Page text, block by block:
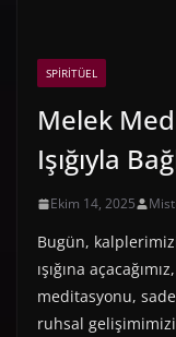
SPIRITÜEL
Melek
Işığıyla
Ekim 14, 2025
Bugün,
ışığına
meditasyonu,
ruhsal